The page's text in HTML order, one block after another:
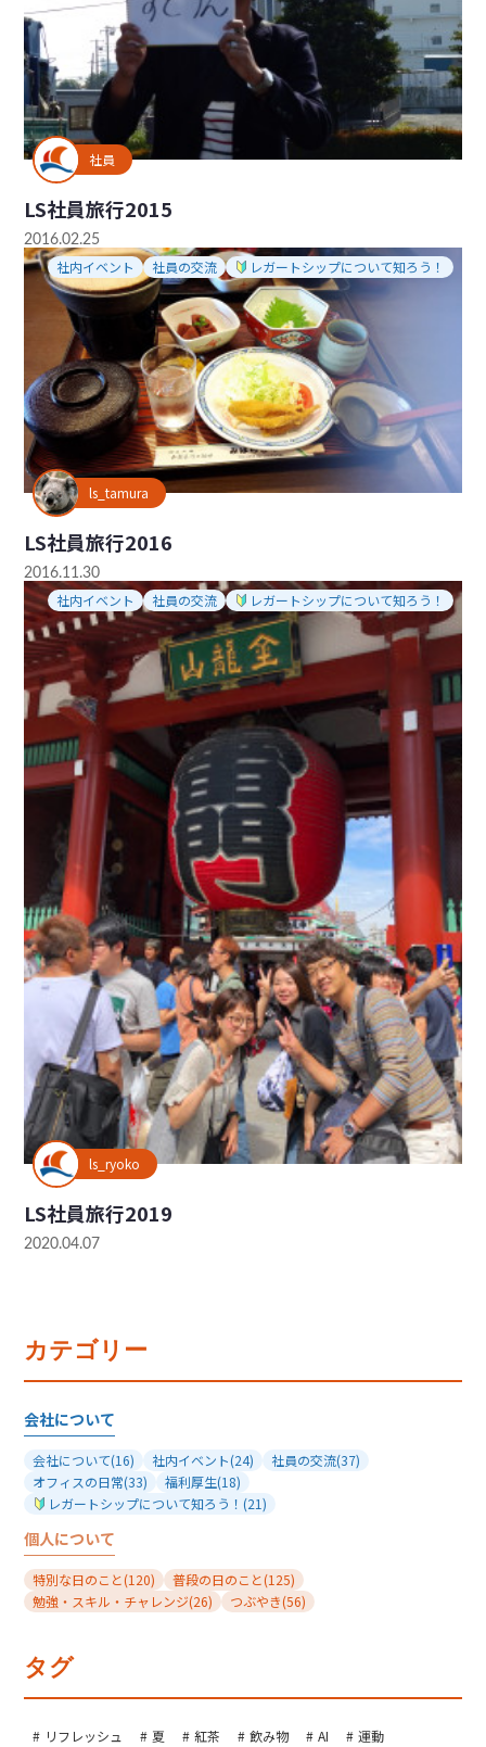
社員
LS社員旅行2015
2016.02.25
社内イベント 社員の交流 レガートシップについて知ろう！
ls_tamura
LS社員旅行2016
2016.11.30
社内イベント 社員の交流 レガートシップについて知ろう！
ls_ryoko
LS社員旅行2019
2020.04.07
カテゴリー
会社について
会社について(16) 社内イベント(24) 社員の交流(37)
オフィスの日常(33) 福利厚生(18)
レガートシップについて知ろう！ (21)
個人について
特別な日のこと(120) 普段の日のこと(125)
勉強・スキル・チャレンジ(26) つぶやき(56)
タグ
リフレッシュ 夏 紅茶 飲み物 AI
運動